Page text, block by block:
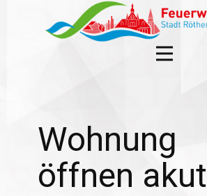
Wohnung
öffnen akut